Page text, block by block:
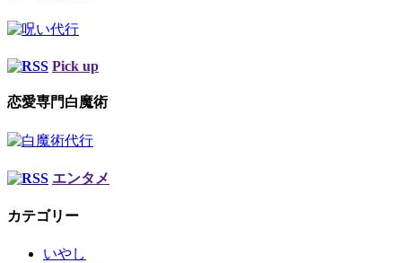
Pick up
恋愛専門白魔術
エンタメ
カテゴリー
いやし